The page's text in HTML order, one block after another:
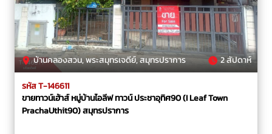
บ้านคลองสวน, พระสมุทรเจดีย์, สมุทรปราการ 2 สัปดาห์
รหัส T-146611
ขายทาวน์เฮ้าส์ หมู่บ้านไอลีฟ ทาวน์ ประชาอุทิศ90 (I Leaf Town
PrachaUthit90) สมุทรปราการ